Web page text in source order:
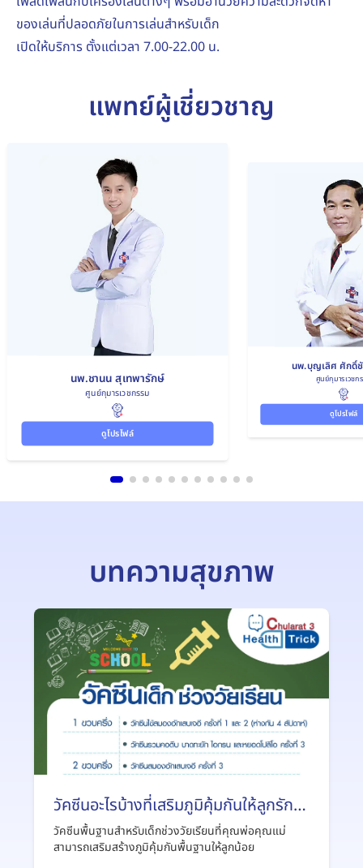
ของเล่นที่ปลอดภัยในการเล่นสำหรับเด็ก
เปิดให้บริการ ตั้งแต่เวลา 7.00-22.00 น.
แพทย์ผู้เชี่ยวชาญ
นพ.ชานน สุเทพารักษ์
ศูนย์กุมารเวชกรรม
ดูโปรไฟล์
นพ.บุญเลิศ ศักดิ์
ศูนย์กุมารเวชก
ดูโปรไฟล์
บทความสุขภาพ
วัคซีนอะไรบ้างที่เสริมภูมิคุ้มกันให้ลูกรัก
พร้อมรับเปิดเทอม
วัคซีนพื้นฐานสำหรับเด็กช่วงวัยเรียนที่คุณพ่อคุณแม่
สามารถเสริมสร้างภูมิคุ้มกันพื้นฐานให้ลูกน้อย